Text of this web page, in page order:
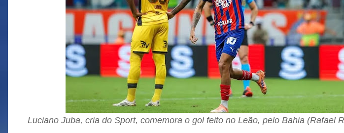
Luciano Juba, cria do Sport, comemora o gol feito no Leão, pelo Bahia (Rafael